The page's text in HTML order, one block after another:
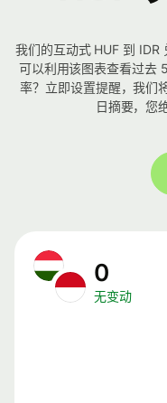
我们的互动式 HUF 到 IDR
可以利用该图表查看过去
率？立即设置提醒，我们
日摘要，您
0
无变动